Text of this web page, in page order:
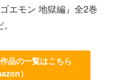
エモン 地獄編』全2巻
品の一覧はこちら
）